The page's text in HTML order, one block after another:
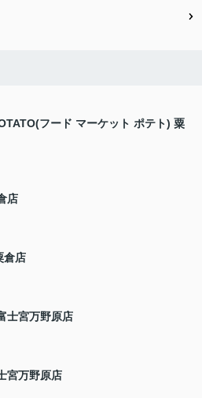
フード マーケット ポテト) 粟
店
倉店
士宮万野原店
宮万野原店